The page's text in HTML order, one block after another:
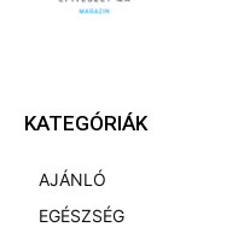
KATEGÓRIÁK
AJÁNLÓ
EGÉSZSÉG